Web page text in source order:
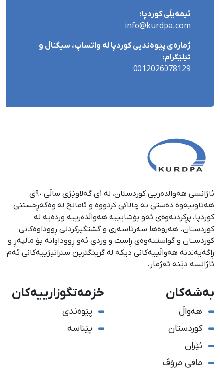
ئیمەیڵی کوردپا:
info@kurdpa.com
ژمارەی پێوەندیی کوردپا لە واتساپ، سیگناڵ و
تێلێگرام:
0012026078129
ئاژانسی هەواڵدەریی کوردستان، لە ١ی گەلاوێژی ساڵی ٩٠ی
هەتاوییەوە دەستی بە چالاکی کردووە و ئامانج لە وەگەڕخستنی
كوردپا، پڕكردنەوەی ئەو بۆشایییە هەواڵدەرییە وردەیە لە
كوردستان. هەروەها سەرتاسەری و گشتگیركردنی ڕووداوەكانی
كوردستان و گواستنەوەی ڕاست و وردی ئەو ڕووداوانە بۆ ماڵپەڕ و
ڕاگەیەندنە هەواڵییەكانی دیكە لە گرینگترین ستراتیژییەكانی ئەم
ئاژانسە دێنە ئەژمار.
بەشەکان
هەواڵ
کوردستان
ئێران
مافی مرۆڤ
خزمەتگوزارییەکان
پێوەندی
پێناسە